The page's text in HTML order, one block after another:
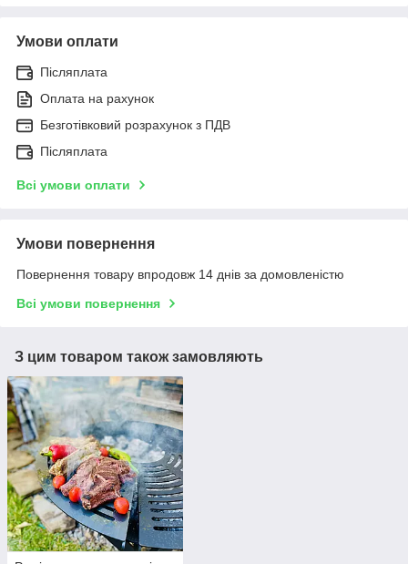
Умови оплати
Післяплата
Оплата на рахунок
Безготівковий розрахунок з ПДВ
Післяплата
Всі умови оплати
Умови повернення
Повернення товару впродовж 14 днів за домовленістю
Всі умови повернення
З цим товаром також замовляють